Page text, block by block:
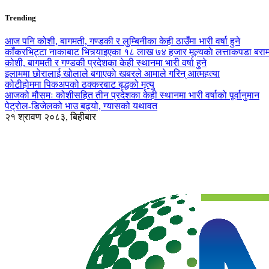
Trending
आज पनि कोशी, बागमती, गण्डकी र लुम्बिनीका केही ठाउँमा भारी वर्षा हुने
काँकरभिट्टा नाकाबाट भित्र्याइएका १८ लाख ७४ हजार मूल्यकाे लत्ताकपडा
कोशी, बागमती र गण्डकी प्रदेशका केही स्थानमा भारी वर्षा हुने
इलाममा छोरालाई खोलाले बगाएकाे खबरले आमाले गरिन् आत्महत्या
कोटीहोममा पिकअपको ठक्करबाट बृद्धको मृत्यु
आजको मौसमः कोशीसहित तीन प्रदेशका केही स्थानमा भारी वर्षाको पूर्वानुमान
पेट्रोल-डिजेलको भाउ बढ्यो, ग्यासको यथावत
२१ श्रावण २०८३, बिहीबार